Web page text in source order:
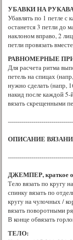
УБАВКИ НА
Убавлять по 1 петле с
останется 3 петли до
наклоном вправо, 2
петли провязать
РАВНОМЕРНЫЕ
Для расчета ритма
петель на спицах
нужно сделать (напр,
накид после каждой
вязать скрещенными
ОПИСАНИЕ
ДЖЕМПЕР, краткое
Тело вязать по кругу
спинку вязать по
кругу на чулочных /
вязать поворотными
В конце обвязать
ТЕЛО: